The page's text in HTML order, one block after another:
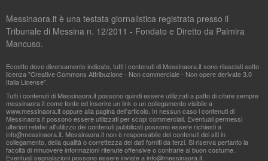
Messinaora.it è una testata giornalistica registrata presso il
Tribunale di Messina n. 12/2011 - Fondato e Diretto da Palmira
Mancuso.
Eccetto dove diversamente indicato, tutti i contenuti di Messinaora.it sono rilasciati sotto
licenza "Creative Commons Attribuzione - Non commerciale - Non opere derivate 3.0
Italia License".
Tutti i contenuti di Messinaora.it possono quindi essere utilizzati a patto di citare sempre
messinaora.it come fonte ed inserire un link o un collegamento visibile a
www.messinaora.it oppure alla pagina dell'articolo. In nessun caso i contenuti di
Messinaora.it possono essere utilizzati per scopi commerciali. Eventuali permessi
ulteriori relativi all'utilizzo dei contenuti pubblicati possono essere richiesti a
info@messinaora.it . Messinaora.it non è responsabile dei contenuti dei siti in
collegamento, della qualità o correttezza dei dati forniti da terzi. Si riserva pertanto la
facoltà di rimuovere informazioni ritenute offensive o contrarie al buon costume.
Eventuali segnalazioni possono essere inviate ainfo@messinaora.it